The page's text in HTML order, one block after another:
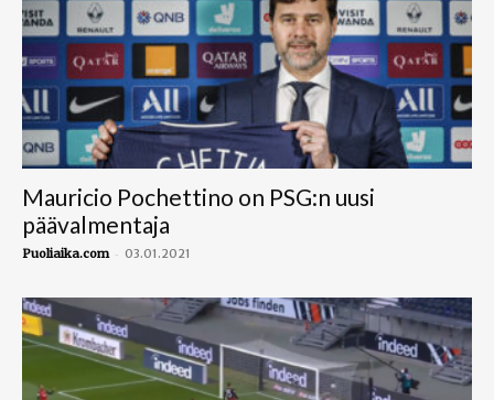
Mauricio Pochettino on PSG:n uusi
päävalmentaja
Puoliaika.com - 03.01.2021